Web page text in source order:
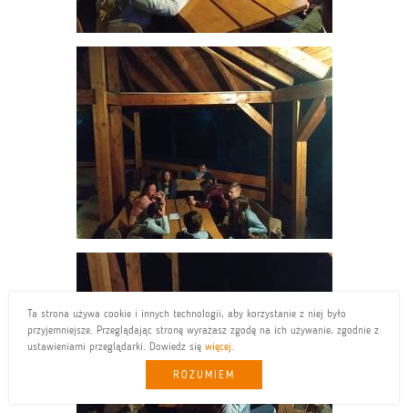
Ta strona używa cookie i innych technologii, aby korzystanie z niej było
przyjemniejsze. Przeglądając stronę wyrażasz zgodę na ich używanie, zgodnie z
ustawieniami przeglądarki. Dowiedz się więcej.
ROZUMIEM